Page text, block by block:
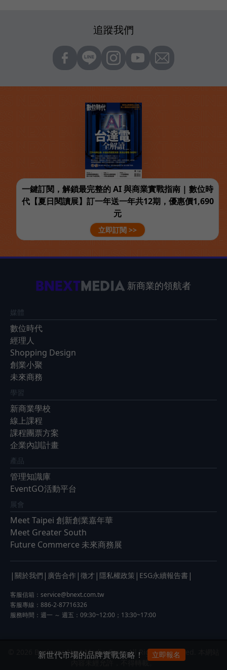
追蹤我們
一鍵訂閱，解鎖最完整的 AI 與商業實戰指南 | 數位時
代【夏日閱讀展】訂一年送一年共12期，優惠價1,690
元
立即訂閱 >>
新商業的領航者
媒體
數位時代
經理人
Shopping Design
創業小聚
未來商務
學習
新商業學校
線上課程
課程團票方案
企業內訓計畫
產品
管理知識庫
EventGO活動平台
展會
Meet Taipei 創新創業嘉年華
Meet Greater South
Future Commerce 未來商務展
| 關於我們 | 廣告合作 | 徵才 | 隱私權政策 | ESG永續報告書 |
客服信箱： service@bnext.com.tw
客服專線：886-2-87716326
服務時間：週一 ～ 週五：09:30~12:00；13:30~17:00
© 2026 Business Next Media Corp. All Rights Reserved. 本網站
內容未經允許，不得轉載。
新世代市場的品牌實戰策略！ 立即報名